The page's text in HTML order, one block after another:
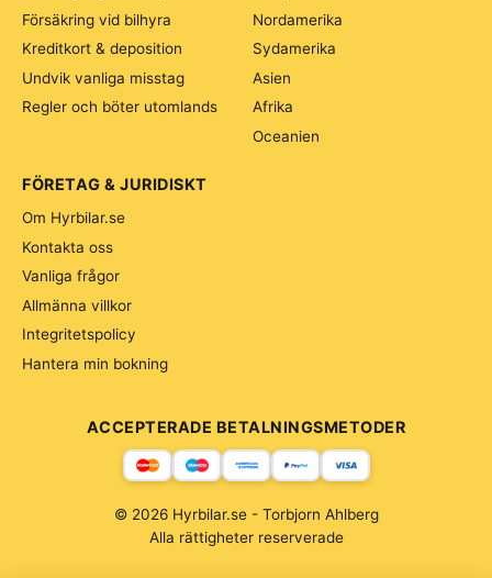
Nordamerika
Sydamerika
Asien
Afrika
Oceanien
Försäkring vid bilhyra
Kreditkort & deposition
Undvik vanliga misstag
Regler och böter utomlands
FÖRETAG & JURIDISKT
Om Hyrbilar.se
Kontakta oss
Vanliga frågor
Allmänna villkor
Integritetspolicy
Hantera min bokning
ACCEPTERADE BETALNINGSMETODER
© 2026 Hyrbilar.se - Torbjorn Ahlberg
Alla rättigheter reserverade